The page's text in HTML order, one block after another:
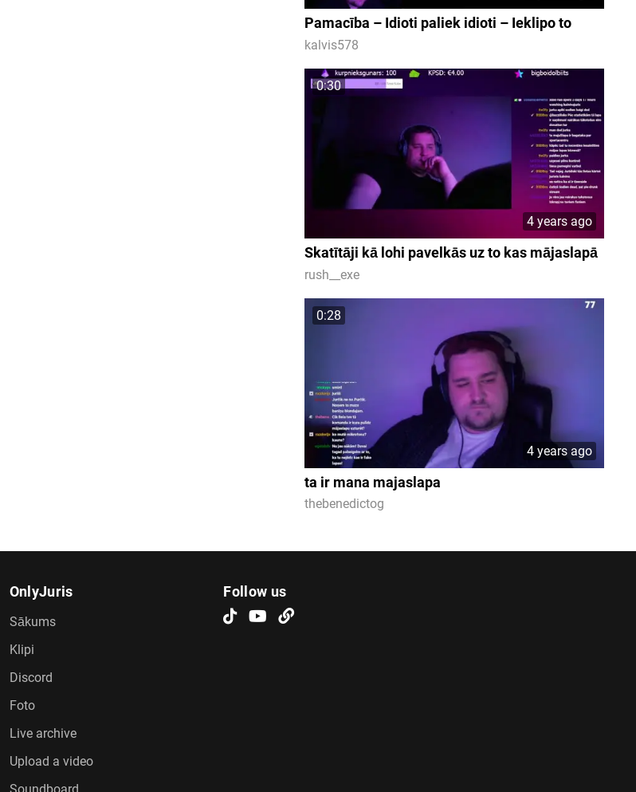
Pamacība – Idioti paliek idioti – Ieklipo to
kalvis578
0:30
4 years ago
Skatītāji kā lohi pavelkās uz to kas mājaslapā
rush__exe
0:28
4 years ago
ta ir mana majaslapa
thebenedictog
OnlyJuris
Sākums
Klipi
Discord
Foto
Live archive
Upload a video
Follow us